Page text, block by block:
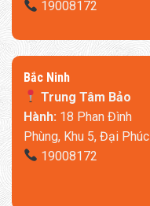
19008172
​Bắc Ninh
Trung Tâm Bảo
Hành:18 Phan Đình
Phùng, Khu 5, Đại Phúc
19008172